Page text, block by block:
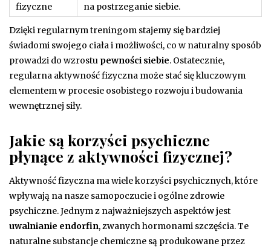
fizyczne
na postrzeganie siebie.
Dzięki regularnym treningom stajemy się bardziej
świadomi swojego ciała i możliwości, co w naturalny sposób
prowadzi do wzrostu pewności siebie. Ostatecznie,
regularna aktywność fizyczna może stać się kluczowym
elementem w procesie osobistego rozwoju i budowania
wewnętrznej siły.
Jakie są korzyści psychiczne
płynące z aktywności fizycznej?
Aktywność fizyczna ma wiele korzyści psychicznych, które
wpływają na nasze samopoczucie i ogólne zdrowie
psychiczne. Jednym z najważniejszych aspektów jest
uwalnianie endorfin, zwanych hormonami szczęścia. Te
naturalne substancje chemiczne są produkowane przez